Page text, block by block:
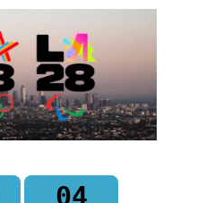
04